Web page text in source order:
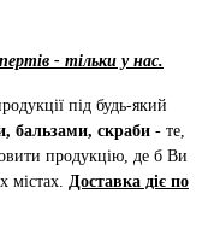
- тільки у нас.
під будь-який
бальзами, скраби - те,
продукцію, де б Ви
містах. Доставка діє по